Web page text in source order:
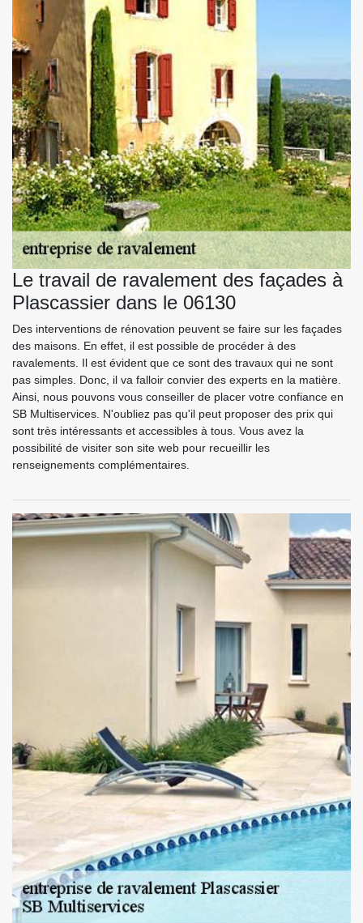
Le travail de ravalement des façades à
Plascassier dans le 06130
Des interventions de rénovation peuvent se faire sur les façades
des maisons. En effet, il est possible de procéder à des
ravalements. Il est évident que ce sont des travaux qui ne sont
pas simples. Donc, il va falloir convier des experts en la matière.
Ainsi, nous pouvons vous conseiller de placer votre confiance en
SB Multiservices. N'oubliez pas qu'il peut proposer des prix qui
sont très intéressants et accessibles à tous. Vous avez la
possibilité de visiter son site web pour recueillir les
renseignements complémentaires.